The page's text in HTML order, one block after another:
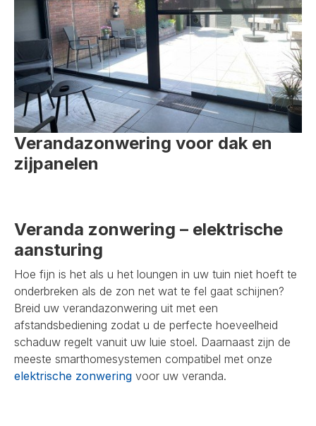
Verandazonwering voor dak en
zijpanelen
Veranda zonwering – elektrische
aansturing
Hoe fijn is het als u het loungen in uw tuin niet hoeft te
onderbreken als de zon net wat te fel gaat schijnen?
Breid uw verandazonwering uit met een
afstandsbediening zodat u de perfecte hoeveelheid
schaduw regelt vanuit uw luie stoel. Daarnaast zijn de
meeste smarthomesystemen compatibel met onze
elektrische zonwering voor uw veranda.